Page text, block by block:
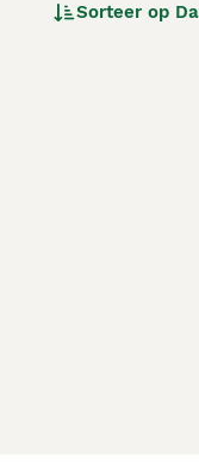
Sorteer op